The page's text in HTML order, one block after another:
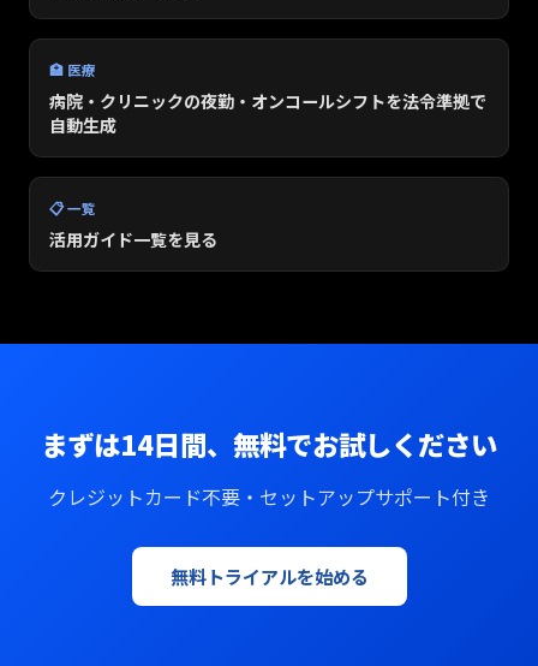
🏥 医療
病院・クリニックの夜勤・オンコールシフトを法令準拠で
自動生成
📋 一覧
活用ガイド一覧を見る
まずは14日間、無料でお試しください
クレジットカード不要・セットアップサポート付き
無料トライアルを始める